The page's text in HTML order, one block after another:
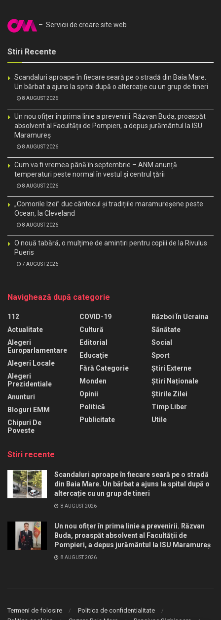
– Servicii de creare site web
Stiri Recente
Scandaluri aproape în fiecare seară pe o stradă din Baia Mare.
Un bărbat a ajuns la spital după o altercație cu un grup de tineri
8 AUGUST 2026
Un nou ofițer în prima linie a prevenirii. Răzvan Buda, proaspăt
absolvent al Facultății de Pompieri, a depus jurământul la ISU
Maramureș
8 AUGUST 2026
Cum va fi vremea până în septembrie – ANM anunță
temperaturi peste normal în vestul și centrul țării
8 AUGUST 2026
„Comorile Izei” duc cântecul și tradițiile maramureșene peste
Ocean, la Cleveland
8 AUGUST 2026
O nouă tabără, o mulțime de amintiri pentru copiii de la Rivulus
Pueris
7 AUGUST 2026
Navighează după categorie
112
Actualitate
Alegeri
Europarlamentare
Alegeri Locale
Alegeri
Prezidentiale
Anunturi
Bloguri EMM
Chipuri De
Poveste
COVID-19
Cultură
Editorial
Educaţie
Fără Categorie
Monden
Opinii
Politică
Publicitate
Război În Ucraina
Sănătate
Social
Sport
Știri Externe
Știri Naționale
Știrile Zilei
Timp Liber
Utile
Stiri recente
Scandaluri aproape în fiecare seară pe o stradă
din Baia Mare. Un bărbat a ajuns la spital după o
altercație cu un grup de tineri
8 AUGUST 2026
Un nou ofițer în prima linie a prevenirii. Răzvan
Buda, proaspăt absolvent al Facultății de
Pompieri, a depus jurământul la ISU Maramureș
8 AUGUST 2026
Termeni de folosire
Politica de confidentialitate